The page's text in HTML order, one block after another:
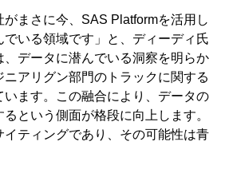
がまさに今、SAS Platformを活用し
いる領域です」と、ディーディ氏
、データに潜んでいる洞察を明らか
アリグン部門のトラックに関する
ます。この融合により、データの
という側面が格段に向上します。
ティングであり、その可能性は青